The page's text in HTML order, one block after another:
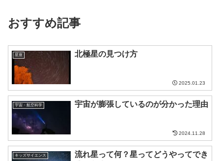
おすすめ記事
星座 北極星の見つけ方
2025.01.23
宇宙・航空科学 宇宙が膨張しているのが分かった理由
2024.11.28
キッズサイエンス
流れ星って何？星ってどうやってでき